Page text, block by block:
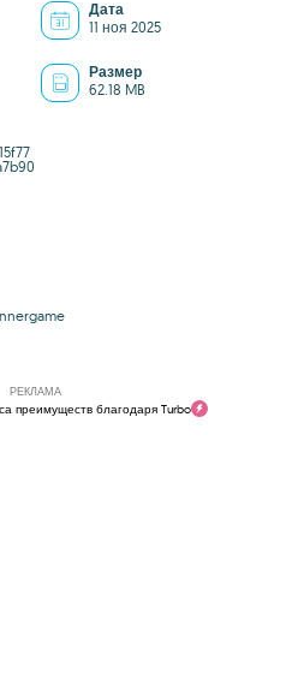
Дата
11 ноя 2025
Размер
62.18 MB
РЕКЛАМА
преимуществ благодаря Turbo